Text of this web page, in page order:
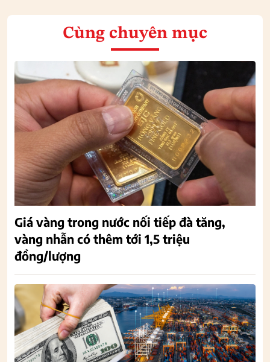
Cùng chuyên mục
Giá vàng trong nước nối tiếp đà tăng,
vàng nhẫn có thêm tới 1,5 triệu
đồng/lượng